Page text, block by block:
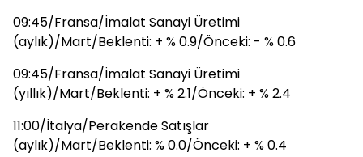
09:45/Fransa/İmalat Sanayi Üretimi
(aylık)/Mart/Beklenti: + % 0.9/Önceki: - % 0.6
09:45/Fransa/İmalat Sanayi Üretimi
(yıllık)/Mart/Beklenti: + % 2.1/Önceki: + % 2.4
11:00/İtalya/Perakende Satışlar
(aylık)/Mart/Beklenti: % 0.0/Önceki: + % 0.4